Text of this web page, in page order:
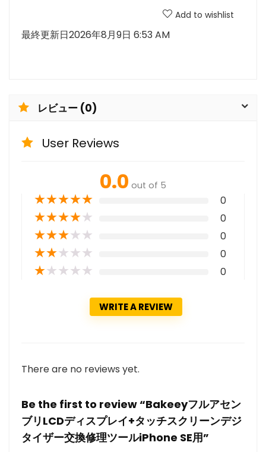
Add to wishlist
最終更新日2026年8月9日 6:53 AM
レビュー (0)
User Reviews
0.0 out of 5
★★★★★ 0
★★★★★ 0
★★★★★ 0
★★★★★ 0
★★★★★ 0
WRITE A REVIEW
There are no reviews yet.
Be the first to review “Bakeeyフルアセン
ブリLCDディスプレイ+タッチスクリーンデジ
タイザー交換修理ツールiPhone SE用”